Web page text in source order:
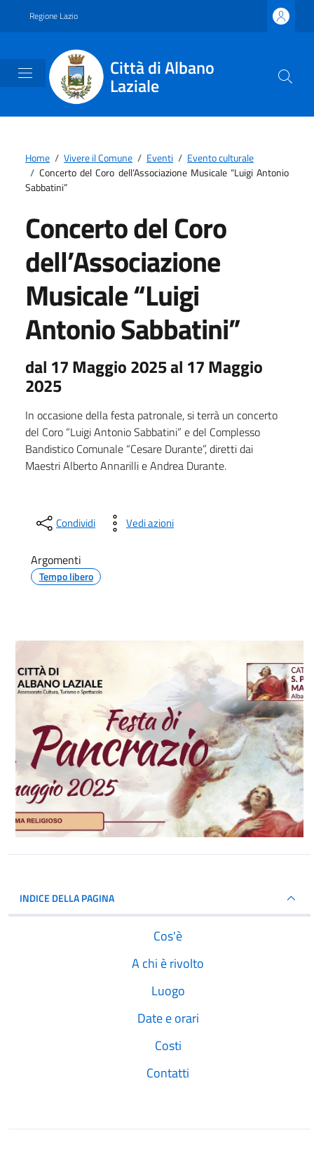
Regione Lazio
Città di Albano
Laziale
Home / Vivere il Comune / Eventi / Evento culturale
/ Concerto del Coro dell’Associazione Musicale “Luigi Antonio
Sabbatini”
Concerto del Coro
dell’Associazione
Musicale “Luigi
Antonio Sabbatini”
dal 17 Maggio 2025 al 17 Maggio
2025
In occasione della festa patronale, si terrà un concerto
del Coro “Luigi Antonio Sabbatini” e del Complesso
Bandistico Comunale “Cesare Durante”, diretti dai
Maestri Alberto Annarilli e Andrea Durante.
Condividi Vedi azioni
Argomenti
Tempo libero
INDICE DELLA PAGINA
Cos'è
A chi è rivolto
Luogo
Date e orari
Costi
Contatti